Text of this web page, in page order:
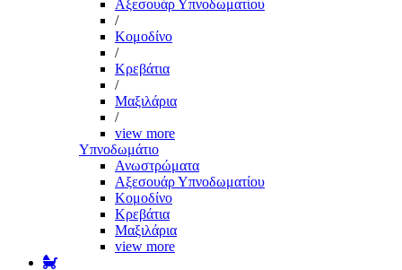
Αξεσουάρ Υπνοδωματίου
/
Κομοδίνο
/
Κρεβάτια
/
Μαξιλάρια
/
view more
Υπνοδωμάτιο
Ανωστρώματα
Αξεσουάρ Υπνοδωματίου
Κομοδίνο
Κρεβάτια
Μαξιλάρια
view more